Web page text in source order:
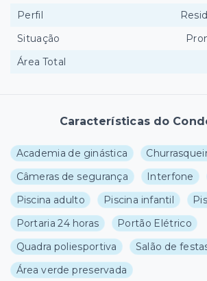
Características do
Academia de ginástica
Câmeras de segurança
Interfone
Piscina adulto
Piscina infantil
Portaria 24 horas
Portão Elétrico
Quadra poliesportiva
Salão de
Área verde preservada
Perfil
Situação
Área Total